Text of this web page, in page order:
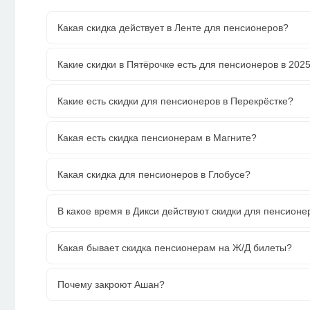
Какая скидка действует в Ленте для пенсионеров?
Какие скидки в Пятёрочке есть для пенсионеров в
Какие есть скидки для пенсионеров в Перекрёстке?
Какая есть скидка пенсионерам в Магните?
Какая скидка для пенсионеров в Глобусе?
В какое время в Дикси действуют скидки для
Какая бывает скидка пенсионерам на Ж/Д билеты?
Почему закроют Ашан?